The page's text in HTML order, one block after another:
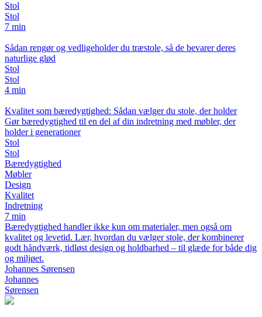
Stol
Stol
7 min
Sådan rengør og vedligeholder du træstole, så de bevarer deres
naturlige glød
Stol
Stol
4 min
Kvalitet som bæredygtighed: Sådan vælger du stole, der holder
Gør bæredygtighed til en del af din indretning med møbler, der
holder i generationer
Stol
Stol
Bæredygtighed
Møbler
Design
Kvalitet
Indretning
7 min
Bæredygtighed handler ikke kun om materialer, men også om
kvalitet og levetid. Lær, hvordan du vælger stole, der kombinerer
godt håndværk, tidløst design og holdbarhed – til glæde for både dig
og miljøet.
Johannes Sørensen
Johannes
Sørensen